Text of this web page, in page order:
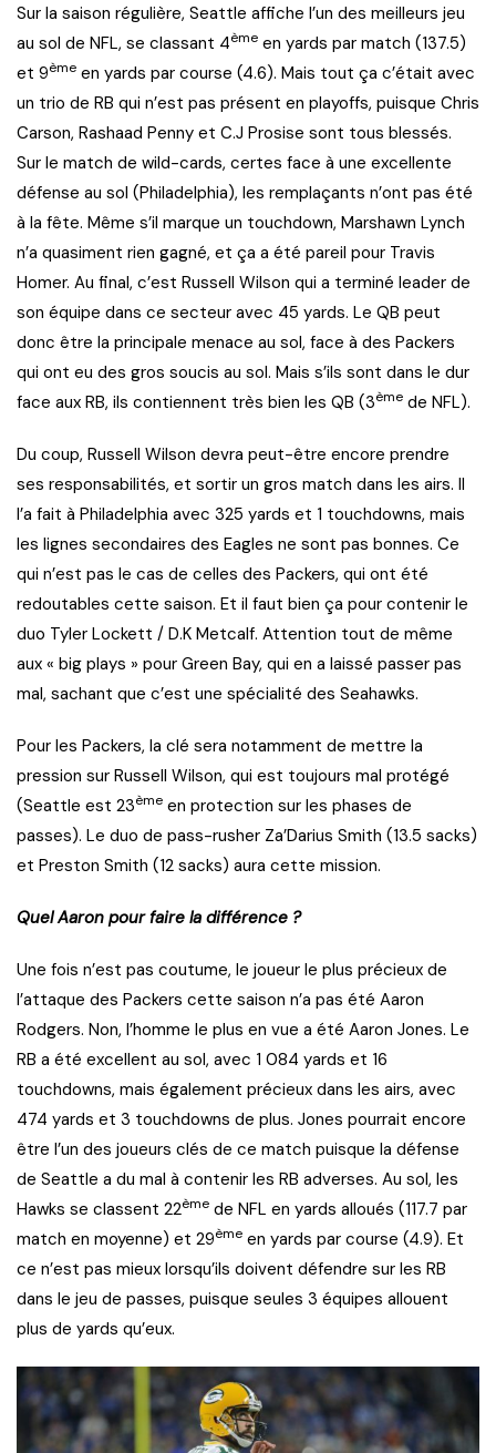
Sur la saison régulière, Seattle affiche l’un des meilleurs jeu
au sol de NFL, se classant 4ème en yards par match (137.5)
et 9ème en yards par course (4.6). Mais tout ça c’était avec
un trio de RB qui n’est pas présent en playoffs, puisque Chris
Carson, Rashaad Penny et C.J Prosise sont tous blessés.
Sur le match de wild-cards, certes face à une excellente
défense au sol (Philadelphia), les remplaçants n’ont pas été
à la fête. Même s’il marque un touchdown, Marshawn Lynch
n’a quasiment rien gagné, et ça a été pareil pour Travis
Homer. Au final, c’est Russell Wilson qui a terminé leader de
son équipe dans ce secteur avec 45 yards. Le QB peut
donc être la principale menace au sol, face à des Packers
qui ont eu des gros soucis au sol. Mais s’ils sont dans le dur
face aux RB, ils contiennent très bien les QB (3ème de NFL).
Du coup, Russell Wilson devra peut-être encore prendre
ses responsabilités, et sortir un gros match dans les airs. Il
l’a fait à Philadelphia avec 325 yards et 1 touchdowns, mais
les lignes secondaires des Eagles ne sont pas bonnes. Ce
qui n’est pas le cas de celles des Packers, qui ont été
redoutables cette saison. Et il faut bien ça pour contenir le
duo Tyler Lockett / D.K Metcalf. Attention tout de même
aux « big plays » pour Green Bay, qui en a laissé passer pas
mal, sachant que c’est une spécialité des Seahawks.
Pour les Packers, la clé sera notamment de mettre la
pression sur Russell Wilson, qui est toujours mal protégé
(Seattle est 23ème en protection sur les phases de
passes). Le duo de pass-rusher Za’Darius Smith (13.5 sacks)
et Preston Smith (12 sacks) aura cette mission.
Quel Aaron pour faire la différence ?
Une fois n’est pas coutume, le joueur le plus précieux de
l’attaque des Packers cette saison n’a pas été Aaron
Rodgers. Non, l’homme le plus en vue a été Aaron Jones. Le
RB a été excellent au sol, avec 1 084 yards et 16
touchdowns, mais également précieux dans les airs, avec
474 yards et 3 touchdowns de plus. Jones pourrait encore
être l’un des joueurs clés de ce match puisque la défense
de Seattle a du mal à contenir les RB adverses. Au sol, les
Hawks se classent 22ème de NFL en yards alloués (117.7 par
match en moyenne) et 29ème en yards par course (4.9). Et
ce n’est pas mieux lorsqu’ils doivent défendre sur les RB
dans le jeu de passes, puisque seules 3 équipes allouent
plus de yards qu’eux.